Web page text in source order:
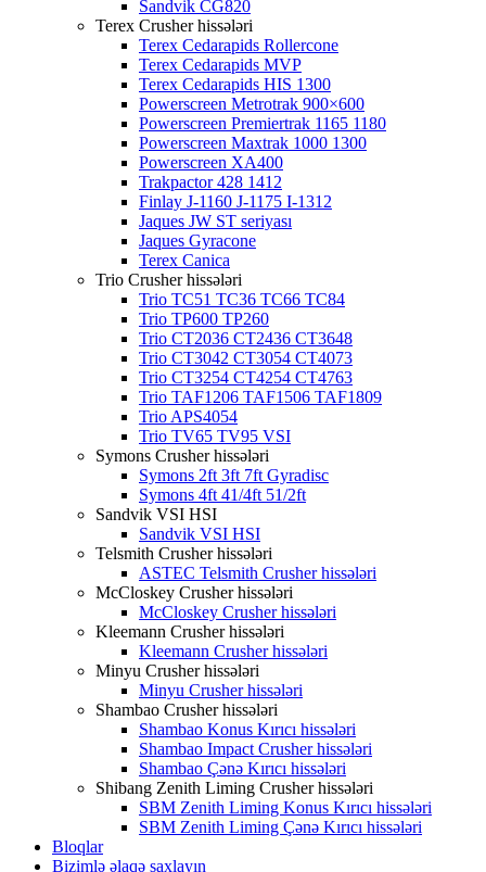
Sandvik CG820
Terex Crusher hissələri
Terex Cedarapids Rollercone
Terex Cedarapids MVP
Terex Cedarapids HIS 1300
Powerscreen Metrotrak 900×600
Powerscreen Premiertrak 1165 1180
Powerscreen Maxtrak 1000 1300
Powerscreen XA400
Trakpactor 428 1412
Finlay J-1160 J-1175 I-1312
Jaques JW ST seriyası
Jaques Gyracone
Terex Canica
Trio Crusher hissələri
Trio TC51 TC36 TC66 TC84
Trio TP600 TP260
Trio CT2036 CT2436 CT3648
Trio CT3042 CT3054 CT4073
Trio CT3254 CT4254 CT4763
Trio TAF1206 TAF1506 TAF1809
Trio APS4054
Trio TV65 TV95 VSI
Symons Crusher hissələri
Symons 2ft 3ft 7ft Gyradisc
Symons 4ft 41/4ft 51/2ft
Sandvik VSI HSI
Sandvik VSI HSI
Telsmith Crusher hissələri
ASTEC Telsmith Crusher hissələri
McCloskey Crusher hissələri
McCloskey Crusher hissələri
Kleemann Crusher hissələri
Kleemann Crusher hissələri
Minyu Crusher hissələri
Minyu Crusher hissələri
Shambao Crusher hissələri
Shambao Konus Kırıcı hissələri
Shambao Impact Crusher hissələri
Shambao Çənə Kırıcı hissələri
Shibang Zenith Liming Crusher hissələri
SBM Zenith Liming Konus Kırıcı hissələri
SBM Zenith Liming Çənə Kırıcı hissələri
Bloqlar
Bizimlə əlaqə saxlayın